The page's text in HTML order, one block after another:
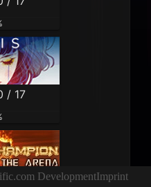
/ 17
DevelopmentImprint